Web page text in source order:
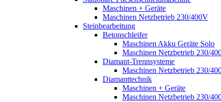
Maschinen + Geräte
Maschinen Netzbetrieb 230/400V
Steinbearbeitung
Betonschleifer
Maschinen Akku Geräte Solo
Maschinen Netzbetrieb 230/
Diamant-Trennsysteme
Maschinen Netzbetrieb 230/
Diamanttechnik
Maschinen + Geräte
Maschinen Netzbetrieb 230/